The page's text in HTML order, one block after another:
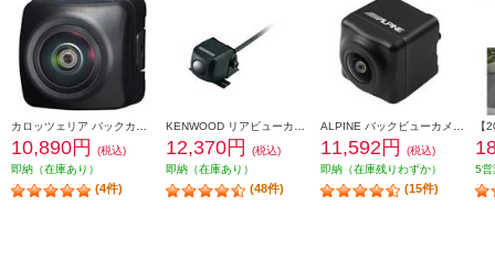
10,890円
(税込)
即納（在庫あり）
(4件)
12,370円
(税込)
即納（在庫あり）
(48件)
11,592円
(税込)
即納（在庫残りわずか）
(15件)
5営